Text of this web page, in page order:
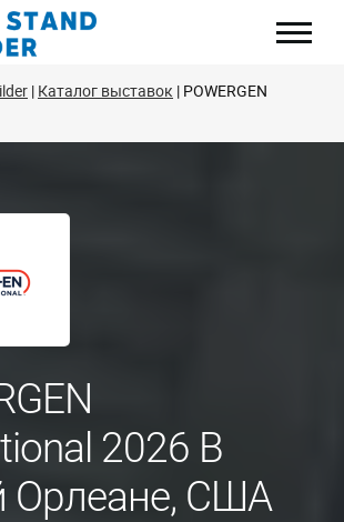
Каталог выставок POWERGEN
2026 В
Орлеане, США